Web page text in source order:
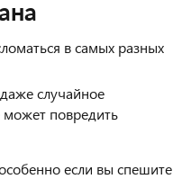
в самых разных
случайное
повредить
если вы спешите